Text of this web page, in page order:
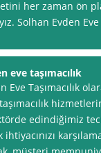
her zaman ön
Solhan Evden Eve
eve taşımacılık
Eve Taşımacılık
edindiğimiz